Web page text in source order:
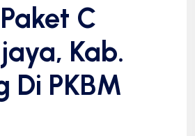
C
Kab.
Di PKBM